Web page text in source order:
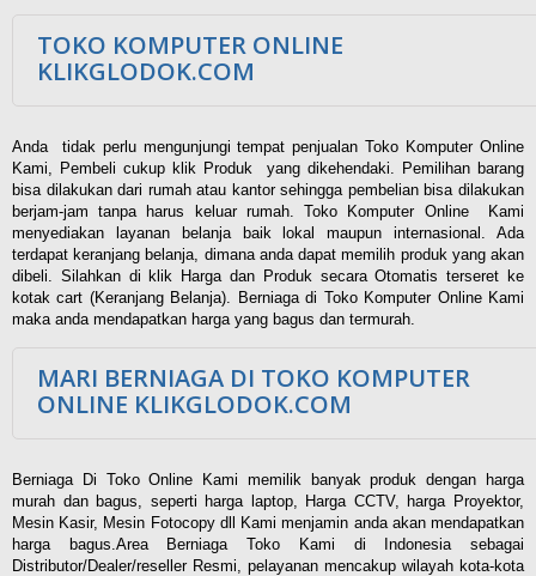
TOKO KOMPUTER ONLINE
KLIKGLODOK.COM
Anda tidak perlu mengunjungi tempat penjualan Toko Komputer Online
Kami, Pembeli cukup klik Produk yang dikehendaki. Pemilihan barang
bisa dilakukan dari rumah atau kantor sehingga pembelian bisa dilakukan
berjam-jam tanpa harus keluar rumah. Toko Komputer Online Kami
menyediakan layanan belanja baik lokal maupun internasional. Ada
terdapat keranjang belanja, dimana anda dapat memilih produk yang akan
dibeli. Silahkan di klik Harga dan Produk secara Otomatis terseret ke
kotak cart (Keranjang Belanja). Berniaga di Toko Komputer Online Kami
maka anda mendapatkan harga yang bagus dan termurah.
MARI BERNIAGA DI TOKO KOMPUTER
ONLINE KLIKGLODOK.COM
Berniaga Di Toko Online Kami memilik banyak produk dengan harga
murah dan bagus, seperti harga laptop, Harga CCTV, harga Proyektor,
Mesin Kasir, Mesin Fotocopy dll Kami menjamin anda akan mendapatkan
harga bagus.Area Berniaga Toko Kami di Indonesia sebagai
Distributor/Dealer/reseller Resmi, pelayanan mencakup wilayah kota-kota